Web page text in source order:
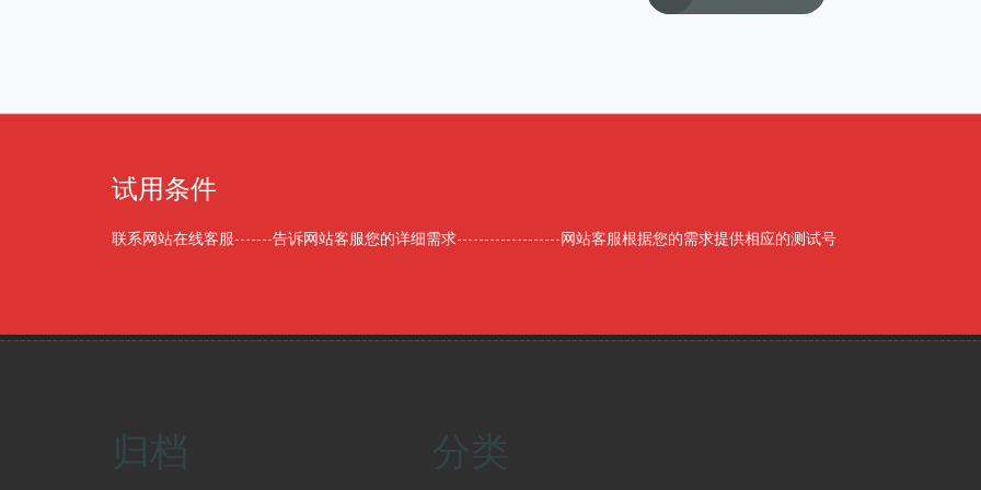
试用条件
联系网站在线客服-------告诉网站客服您的详细需求-------------------网站客服根据您的需求提供相应的测试号